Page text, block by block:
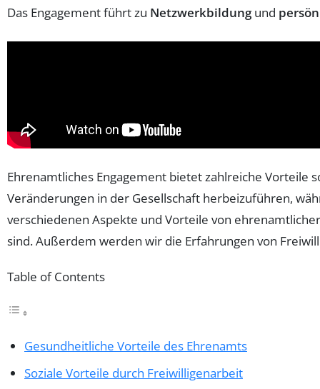
Das Engagement führt zu Netzwerkbildungund
Ehrenamtliches Engagement bietet zahlreiche Vorteile
Veränderungen in der Gesellschaft herbeizuführen,
verschiedenen Aspekte und Vorteile von
sind. Außerdem werden wir die Erfahrungen von
Table of Contents
Gesundheitliche Vorteile des Ehrenamts
Soziale Vorteile durch Freiwilligenarbeit